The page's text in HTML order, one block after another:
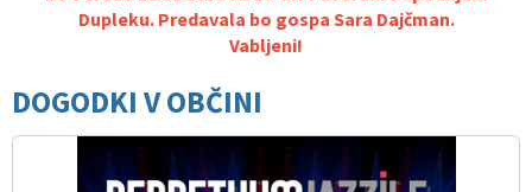
Dupleku. Predavala bo gospa Sara Dajčman.
Vabljeni!
DOGODKI V OBČINI